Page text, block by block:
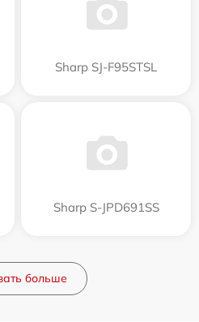
Sharp SJ-F95STSL
Sharp S-JPD691SS
больше